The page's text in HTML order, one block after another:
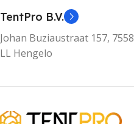
TentPro B.V.
Johan Buziaustraat 157, 7558
LL Hengelo